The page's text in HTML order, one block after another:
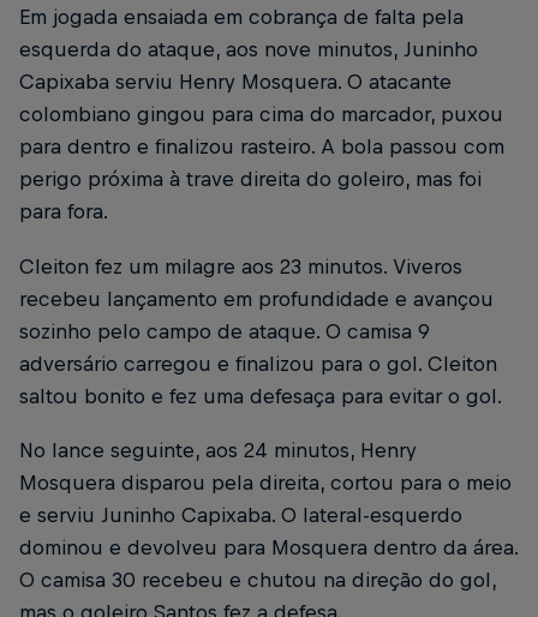
Em jogada ensaiada em cobrança de falta pela
esquerda do ataque, aos nove minutos, Juninho
Capixaba serviu Henry Mosquera. O atacante
colombiano gingou para cima do marcador, puxou
para dentro e finalizou rasteiro. A bola passou com
perigo próxima à trave direita do goleiro, mas foi
para fora.
Cleiton fez um milagre aos 23 minutos. Viveros
recebeu lançamento em profundidade e avançou
sozinho pelo campo de ataque. O camisa 9
adversário carregou e finalizou para o gol. Cleiton
saltou bonito e fez uma defesaça para evitar o gol.
No lance seguinte, aos 24 minutos, Henry
Mosquera disparou pela direita, cortou para o meio
e serviu Juninho Capixaba. O lateral-esquerdo
dominou e devolveu para Mosquera dentro da área.
O camisa 30 recebeu e chutou na direção do gol,
mas o goleiro Santos fez a defesa.